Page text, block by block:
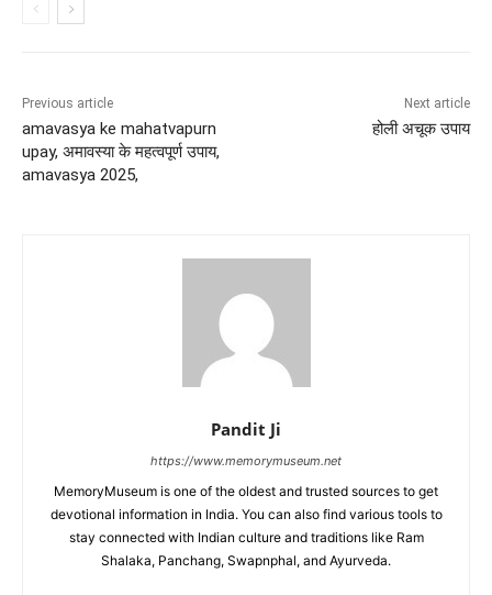
Previous article
amavasya ke mahatvapurn
upay, अमावस्या के महत्वपूर्ण उपाय,
amavasya 2025,
Next article
होली अचूक उपाय
Pandit Ji
https://www.memorymuseum.net
MemoryMuseum is one of the oldest and trusted sources to get
devotional information in India. You can also find various tools to
stay connected with Indian culture and traditions like Ram
Shalaka, Panchang, Swapnphal, and Ayurveda.